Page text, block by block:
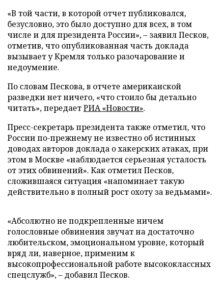
«В той части, в которой отчет публиковался,
безусловно, это было доступно для всех, в том
числе и для президента России», – заявил Песков,
отметив, что опубликованная часть доклада
вызывает у Кремля только разочарование и
недоумение.
По словам Пескова, в отчете американской
разведки нет ничего, «что стоило бы детально
читать», передаетРИА «Новости».
Пресс-секретарь президента также отметил, что
России по-прежнему не известно об истинных
доводах авторов доклада о хакерских атаках, при
этом в Москве «наблюдается серьезная усталость
от этих обвинений». Как отметил Песков,
сложившаяся ситуация «напоминает такую
действительно в полный рост охоту за ведьмами».
«Абсолютно не подкрепленные ничем
голословные обвинения звучат на достаточно
любительском, эмоциональном уровне, который
вряд ли, наверное, применим к
высокопрофессиональной работе высококлассных
спецслужб», – добавил Песков.